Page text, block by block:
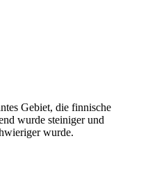
Gebiet, die finnische
wurde steiniger und
wurde.